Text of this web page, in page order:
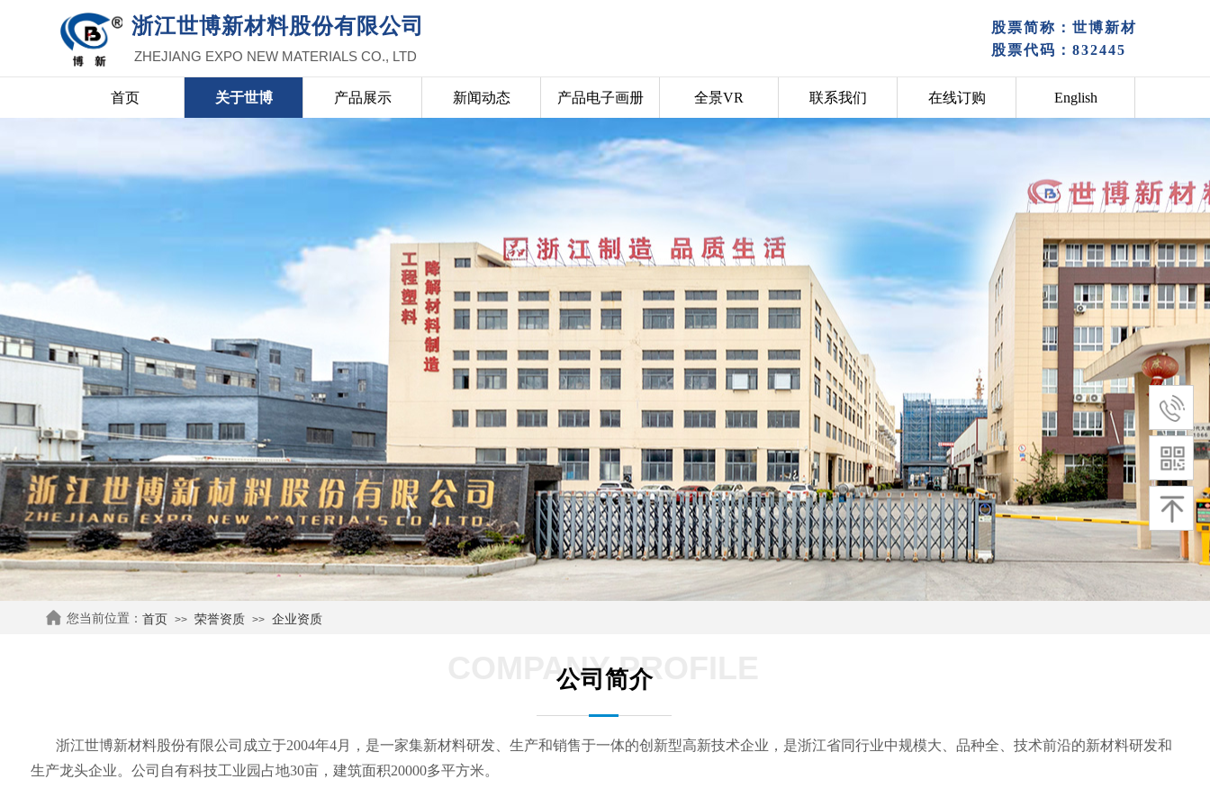
世博新材料
首页 关于我们 新闻动态 产品画册
股票代码：832445
首页 >> 荣誉资质 >> 企业资质
您当前位置：
COMPANY PROFILE
公司简介
浙江世博新材料股份有限公司成立于2004年4月，是一家集新材料研发、生产和销售于一体的创新型高新技术企业，是浙江省同行业中规模大、品种全、技术前沿的新材料研发和
生产龙头企业。公司自有科技工业园占地30亩，建筑面积20000多平方米。
首页 关于世博 产品展示 新闻动态 产品电子画册 全景VR 联系我们 在线订购 English
股票简称：世博新材
股票代码： 832445
浙江世博新材料股份有限公司
ZHEJIANG EXPO NEW MATERIALS CO., LTD